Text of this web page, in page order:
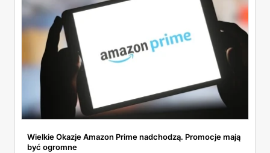
Wielkie Okazje Amazon Prime nadchodzą. Promocje mają
być ogromne